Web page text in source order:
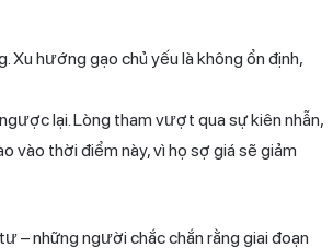
hướng gạo chủ yếu là không ổn định,
lại. Lòng tham vượt qua sự kiên nhẫn,
vào thời điểm này, vì họ sợ giá sẽ giảm
– những người chắc chắn rằng giai đoạn